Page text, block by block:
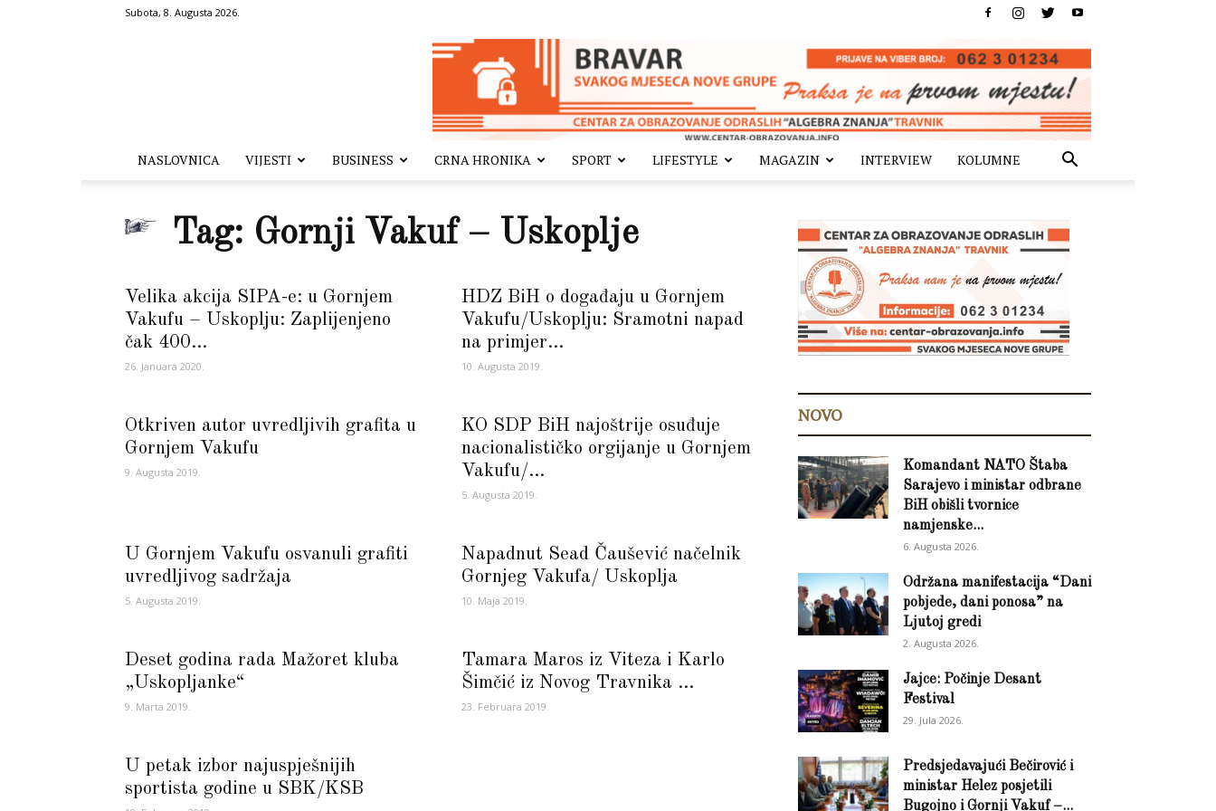
Subota, 8. Augusta 2026.
NASLOVNICA VIJESTI BUSINESS CRNA HRONIKA SPORT LIFESTYLE MAGAZIN INTERVIEW KOLUMNE
Tag: Gornji Vakuf – Uskoplje
Velika akcija SIPA-e: u Gornjem
Vakufu – Uskoplju: Zaplijenjeno
čak 400...
26. Januara 2020.
HDZ BiH o događaju u Gornjem
Vakufu/Uskoplju: Sramotni napad
na primjer...
10. Augusta 2019.
Otkriven autor uvredljivih grafita u
Gornjem Vakufu
9. Augusta 2019.
KO SDP BiH najoštrije osuđuje
nacionalističko orgijanje u Gornjem
Vakufu/...
5. Augusta 2019.
U Gornjem Vakufu osvanuli grafiti
uvredljivog sadržaja
5. Augusta 2019.
Napadnut Sead Čaušević načelnik
Gornjeg Vakufa/ Uskoplja
10. Maja 2019.
Deset godina rada Mažoret kluba
„Uskopljanke“
9. Marta 2019.
Tamara Maros iz Viteza i Karlo
Šimčić iz Novog Travnika ...
23. Februara 2019.
U petak izbor najuspješnijih
sportista godine u SBK/KSB
NOVO
Komandant NATO Štaba
Sarajevo i ministar odbrane
BiH obišli tvornice
namjenske...
6. Augusta 2026.
Održana manifestacija “Dani
pobjede, dani ponosa” na
Ljutoj gredi
2. Augusta 2026.
Jajce: Počinje Desant
Festival
29. Jula 2026.
Predsjedavajući Bečirović i
ministar Helez posjetili
Bugojno i Gornji Vakuf –...